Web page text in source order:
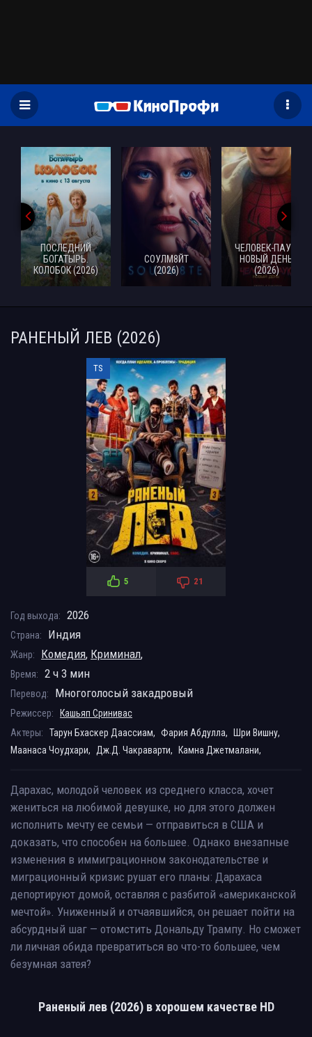
ПОСЛЕДНИЙ
БОГАТЫРЬ.
КОЛОБОК (2026)
СОУЛМ8ЙТ
(2026)
ЧЕЛОВЕК-ПАУК:
НОВЫЙ ДЕНЬ
(2026)
РАНЕНЫЙ ЛЕВ (2026)
TS
5 21
Год выхода: 2026
Страна: Индия
Жанр: Комедия, Криминал,
Время: 2 ч 3 мин
Перевод: Многоголосый закадровый
Режиссер:
Кашьяп Сринивас
Актеры:
Тарун Бхаскер Даассиам, Фария Абдулла,
Шри Вишну,
Маанаса Чоудхари,
Дж.Д. Чакраварти, Камна Джетмалани,
Дарахас, молодой человек из среднего класса, хочет
жениться на любимой девушке, но для этого должен
исполнить мечту ее семьи — отправиться в США и
доказать, что способен на большее. Однако внезапные
изменения в иммиграционном законодательстве и
миграционный кризис рушат его планы: Дарахаса
депортируют домой, оставляя с разбитой «американской
мечтой». Униженный и отчаявшийся, он решает пойти на
абсурдный шаг — отомстить Дональду Трампу. Но сможет
ли личная обида превратиться во что-то большее, чем
безумная затея?
Раненый лев (2026) в хорошем качестве HD